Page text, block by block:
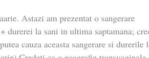
Astazi am prezentat o sangerare
durerei la sani in ultima saptamana;
cauza aceasta sangerare si durerile